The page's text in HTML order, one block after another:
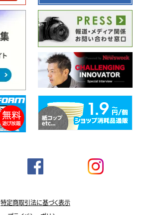
特定商取引法に基づく表示